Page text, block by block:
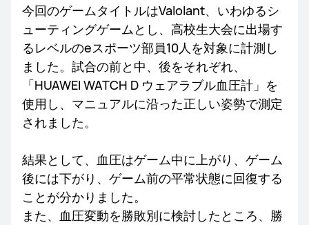
今回のゲームタイトルはValolant、いわゆるシ
ューティングゲームとし、高校生大会に出場す
るレベルのeスポーツ部員10人を対象に計測し
ました。試合の前と中、後をそれぞれ、
「HUAWEI WATCH D ウェアラブル血圧計」を
使用し、マニュアルに沿った正しい姿勢で測定
されました。
結果として、血圧はゲーム中に上がり、ゲーム
後には下がり、ゲーム前の平常状態に回復する
ことが分かりました。
また、血圧変動を勝敗別に検討したところ、勝